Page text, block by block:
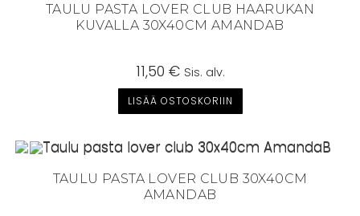
TAULU PASTA LOVER CLUB HAARUKAN
KUVALLA 30X40CM AMANDAB
11,50 € Sis. alv.
LISÄÄ OSTOSKORIIN
TAULU PASTA LOVER CLUB 30X40CM
AMANDAB